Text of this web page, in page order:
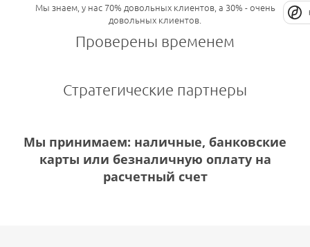
Мы знаем, у нас 70% довольных клиентов, а 30% - очень
довольных клиентов.
Проверены временем
Стратегические партнеры
Мы принимаем: наличные, банковские
карты или безналичную оплату на
расчетный счет